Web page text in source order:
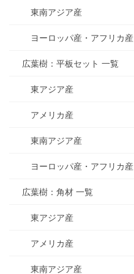
東南アジア産
ヨーロッパ産・アフリカ産
広葉樹：平板セット 一覧
東アジア産
アメリカ産
東南アジア産
ヨーロッパ産・アフリカ産
広葉樹：角材 一覧
東アジア産
アメリカ産
東南アジア産